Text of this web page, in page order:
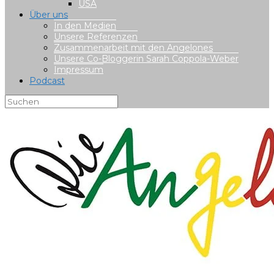
USA
Über uns
In den Medien
Unsere Referenzen
Zusammenarbeit mit den Angelones
Unsere Co-Bloggerin Sarah Coppola-Weber
Impressum
Podcast